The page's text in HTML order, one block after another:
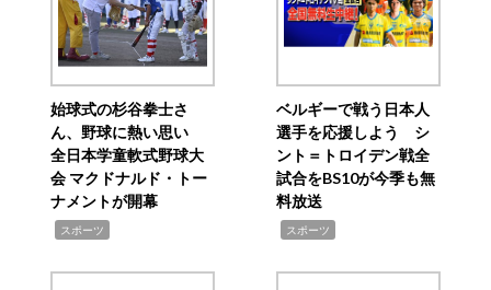
始球式の杉谷拳士さ
ん、野球に熱い思い
全日本学童軟式野球大
会 マクドナルド・トー
ナメントが開幕
スポーツ
ベルギーで戦う日本人
選手を応援しよう シ
ント＝トロイデン戦全
試合をBS10が今季も無
料放送
スポーツ